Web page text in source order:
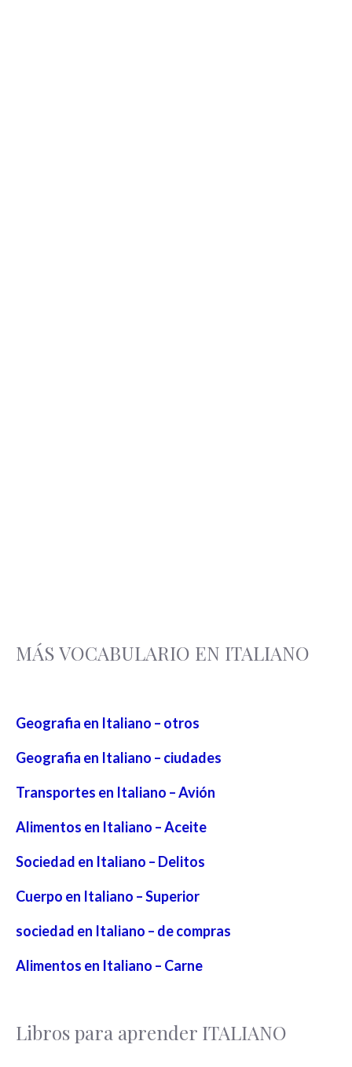
MÁS VOCABULARIO EN ITALIANO
Geografia en Italiano – otros
Geografia en Italiano – ciudades
Transportes en Italiano – Avión
Alimentos en Italiano – Aceite
Sociedad en Italiano – Delitos
Cuerpo en Italiano – Superior
sociedad en Italiano – de compras
Alimentos en Italiano – Carne
Libros para aprender ITALIANO